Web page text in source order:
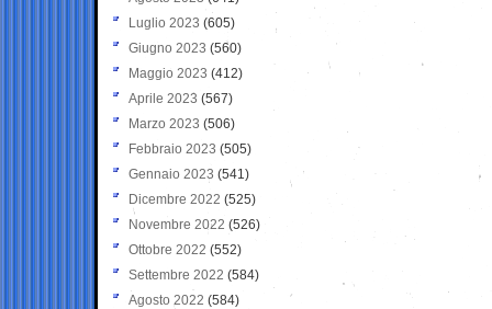
Luglio 2023 (605)
Giugno 2023 (560)
Maggio 2023 (412)
Aprile 2023 (567)
Marzo 2023 (506)
Febbraio 2023 (505)
Gennaio 2023 (541)
Dicembre 2022 (525)
Novembre 2022 (526)
Ottobre 2022 (552)
Settembre 2022 (584)
Agosto 2022 (584)